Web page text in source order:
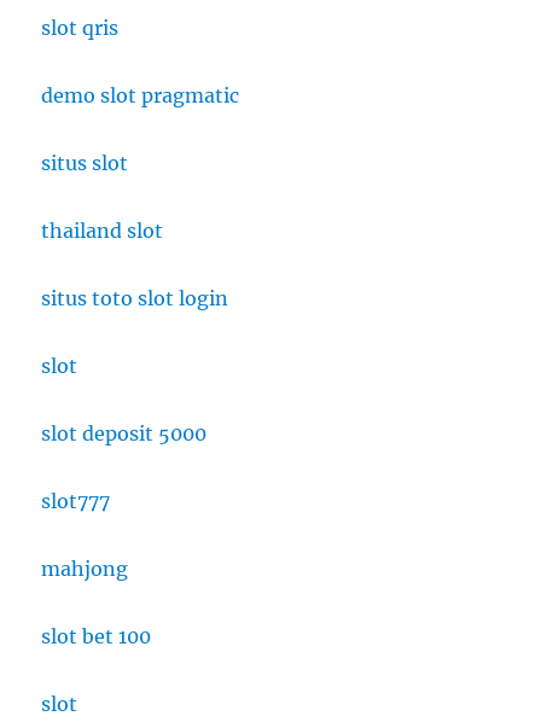
slot qris
demo slot pragmatic
situs slot
thailand slot
situs toto slot login
slot
slot deposit 5000
slot777
mahjong
slot bet 100
slot